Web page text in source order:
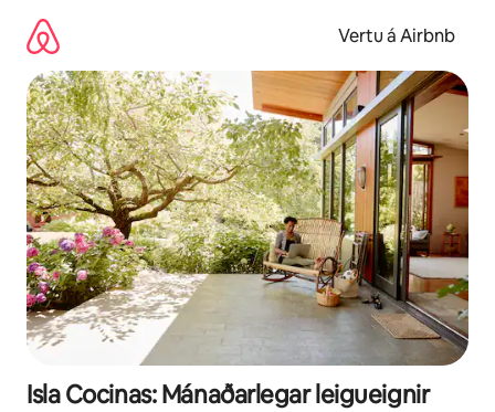
beint
Vertu á Airbnb
Isla Cocinas: Mánaðarlegar leigueignir